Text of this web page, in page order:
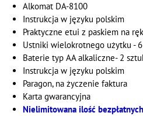
Alkomat DA-8100
Instrukcja w języku polskim
Praktyczne etui z paskiem na
Ustniki wielokrotnego użytku -
Baterie typ AA alkaliczne- 2
Instrukcja w języku polskim
Paragon, na życzenie faktura
Karta gwarancyjna
Nielimitowana ilość